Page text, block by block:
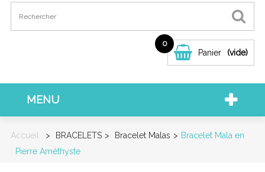
Panier
0
(vide)
MENU
Accueil > BRACELETS > Bracelet Malas > Bracelet Mala en
Pierre Améthyste